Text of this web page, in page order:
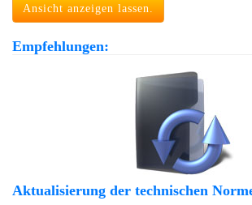
Ansicht anzeigen lassen.
Empfehlungen:
Aktualisierung der technischen